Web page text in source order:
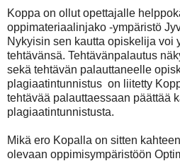
Koppa on ollut opettajalle
oppimateriaalinjako -ympäristö
Nykyisin sen kautta opiskelija voi
tehtävänsä. Tehtävänpalautus
sekä tehtävän palauttaneelle
plagiaatintunnistus on liitetty
tehtävää palauttaessaan päättää
plagiaatintunnistusta.
Mikä ero Kopalla on sitten
olevaan oppimisympäristöön